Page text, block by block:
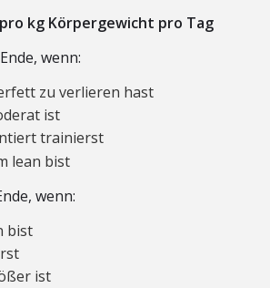
kg Körpergewicht pro Tag
wenn:
zu verlieren hast
ist
trainierst
lean bist
wenn:
bist
ist